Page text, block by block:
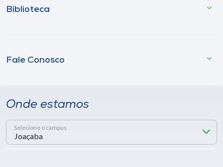
Biblioteca
Fale Conosco
Onde estamos
Selecione o campus